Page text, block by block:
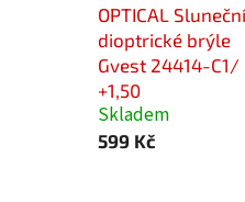
OPTICAL Sluneční
dioptrické brýle
Gvest 24414-C1/
+1,50
Skladem
599 Kč